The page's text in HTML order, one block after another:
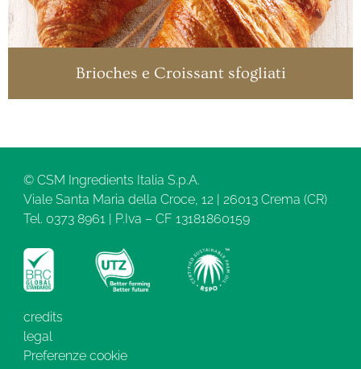
Brioches e Croissant sfogliati
© CSM Ingredients Italia S.p.A.
Viale Santa Maria della Croce, 12 | 26013 Crema (CR)
Tel. 0373 8961 | P.Iva – CF 13181860159
credits
legal
Preferenze cookie